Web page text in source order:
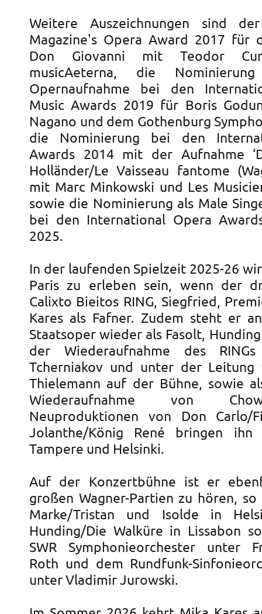
Weitere Auszeichnungen sind
Magazine's Opera Award 2017 für
Don Giovanni mit Teodor
musicAeterna, die
Opernaufnahme bei den
Music Awards 2019 für Boris
Nagano und dem Gothenburg
die Nominierung bei den
Awards 2014 mit der Aufnahme
Holländer/Le Vaisseau fantome
mit Marc Minkowski und Les
sowie die Nominierung als Male
bei den International Opera
2025.
In der laufenden Spielzeit 2025-26
Paris zu erleben sein, wenn der
Calixto Bieitos RING, Siegfried,
Kares als Fafner. Zudem steht er
Staatsoper wieder als Fasolt,
der Wiederaufnahme des
Tcherniakov und unter der Leitung
Thielemann auf der Bühne, sowie
Wiederaufnahme von
Neuproduktionen von Don Carlo/
Jolanthe/König René bringen ihn
Tampere und Helsinki.
Auf der Konzertbühne ist er
großen Wagner-Partien zu hören, so
Marke/Tristan und Isolde in
Hunding/Die Walküre in Lissabon
SWR Symphonieorchester unter
Roth und dem Rundfunk-
unter Vladimir Jurowski.